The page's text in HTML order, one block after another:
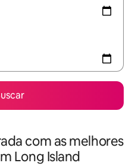
com as melhores
Long Island